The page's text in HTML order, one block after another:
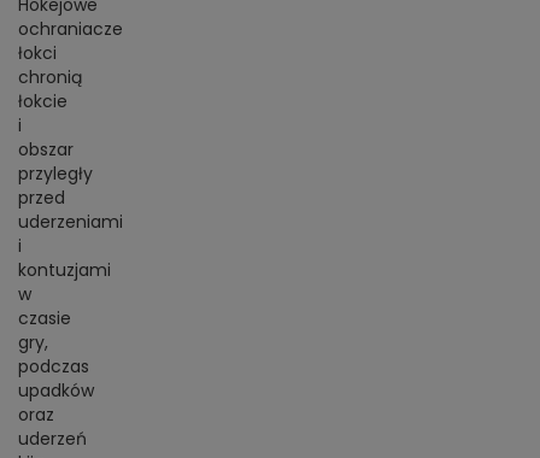
AKCESORIA
CZĘŚCI
ZAMIENNE
KÓŁKA
ŁOŻYSKA
OCHRANIACZE
ODZIEŻ
OKULARY
SPORTOWE
TORBY/PLECAKI
CZĘŚCI
ZAMIENNE
ROWERY
OCHRONNY
ODZIEŻ
OBUWIE
WYPRZEDAŻ
MEDYCYNA
SPORTOWA
WYPRZEDAŻ
KOLEKCJE
SEZONOWE
GRY I CZĘŚCI
ZAMIENNE
PERSONALIZACJA
ODZIEŻY
SPORTREBEL
WYPRZEDAŻ
Hokejowe
ochraniacze
łokci
chronią
łokcie
i
obszar
przyległy
przed
uderzeniami
i
kontuzjami
w
czasie
gry,
podczas
upadków
oraz
uderzeń